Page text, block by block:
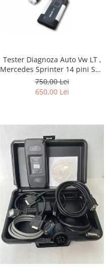
Tester Diagnoza Auto Vw LT ,
Mercedes Sprinter 14 pini Sau
Iveco Daily 38 pini
750,00 Lei
650,00 Lei